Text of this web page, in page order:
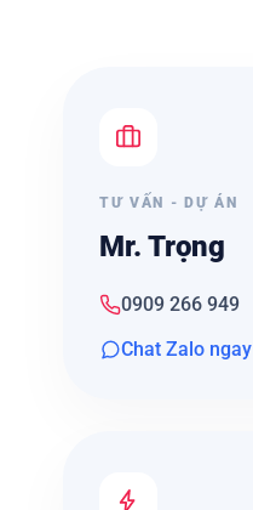
TƯ VẤN - DỰ ÁN
Mr. Trọng
0909 266 949
Chat Zalo ngay